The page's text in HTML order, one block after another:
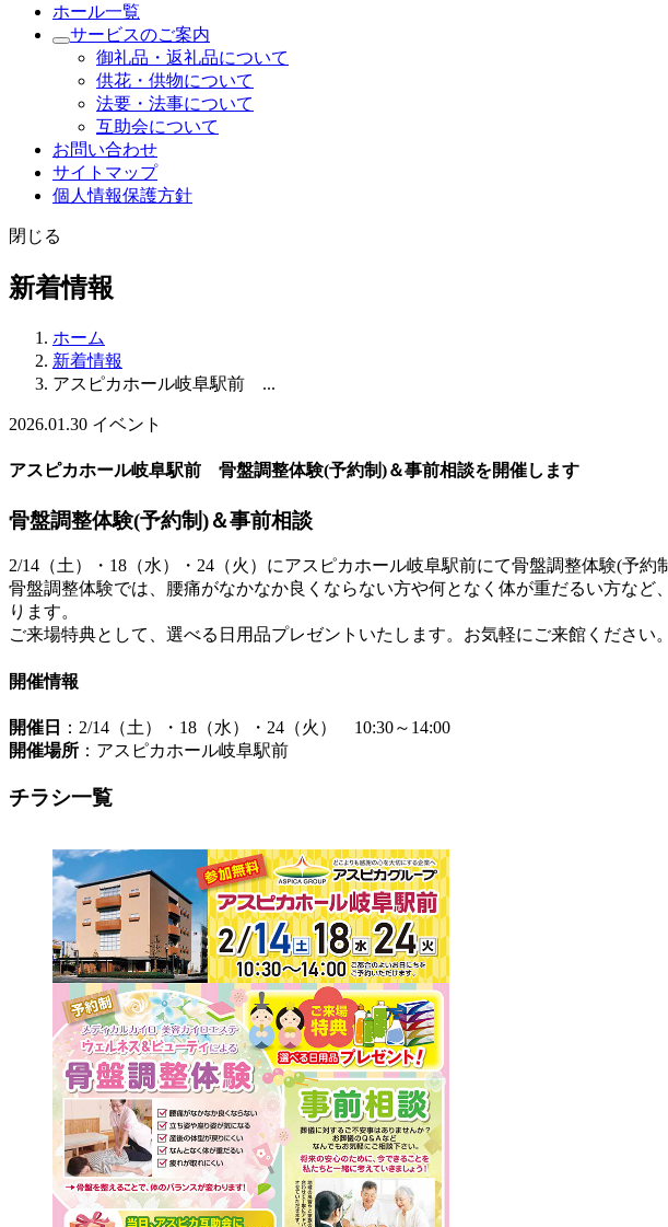
ホール一覧
サービスのご案内
御礼品・返礼品について
供花・供物について
法要・法事について
互助会について
お問い合わせ
サイトマップ
個人情報保護方針
閉じる
新着情報
ホーム
新着情報
アスピカホール岐阜駅前 ...
2026.01.30 イベント
アスピカホール岐阜駅前 骨盤調整体験(予約制)＆事前相談を開催します
骨盤調整体験(予約制)＆事前相談
2/14（土）・18（水）・24（火）にアスピカホール岐阜駅前にて骨盤調整体験(予約
骨盤調整体験では、腰痛がなかなか良くならない方や何となく体が重だるい方な
ります。
ご来場特典として、選べる日用品プレゼントいたします。お気軽にご来館ください。
開催情報
開催日
：2/14（土）・18（水）・24（火） 10:30～14:00
開催場所 ：アスピカホール岐阜駅前
チラシ一覧